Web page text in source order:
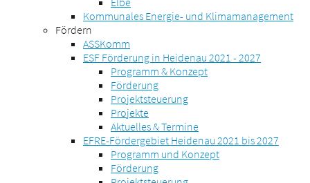
Kommunales Energie- und Klimamanagement
Fördern
ASSKomm
ESF Förderung in Heidenau 2021 - 2027
Programm & Konzept
Förderung
Projektsteuerung
Projekte
Aktuelles & Termine
EFRE-Fördergebiet Heidenau 2021 bis 2027
Programm und Konzept
Förderung